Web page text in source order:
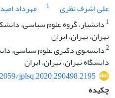
علی اشرف نظری
1 مهرداد
1 دانشیار، گروه علوم سیاسی،
تهران، تهران، ایران
2دانشجوی دکتری علوم سیاسی،
دانشگاه تهران، تهران، ایران
jplsq.2020.290498.2195
چکیده